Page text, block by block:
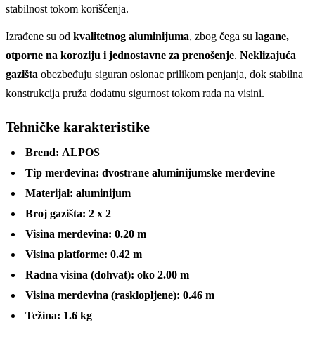
stabilnost tokom korišćenja.
Izrađene su od kvalitetnog aluminijuma, zbog čega su lagane,
otporne na koroziju i jednostavne za prenošenje. Neklizajuća
gazišta obezbeđuju siguran oslonac prilikom penjanja, dok stabilna
konstrukcija pruža dodatnu sigurnost tokom rada na visini.
Tehničke karakteristike
Brend: ALPOS
Tip merdevina: dvostrane aluminijumske merdevine
Materijal: aluminijum
Broj gazišta: 2 x 2
Visina merdevina: 0.20 m
Visina platforme: 0.42 m
Radna visina (dohvat): oko 2.00 m
Visina merdevina (rasklopljene): 0.46 m
Težina: 1.6 kg